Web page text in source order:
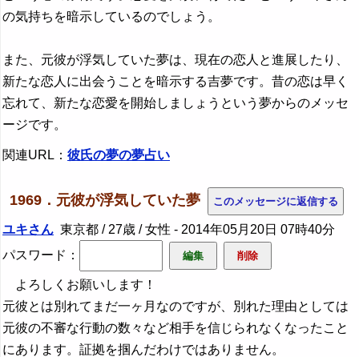
の気持ちを暗示しているのでしょう。
また、元彼が浮気していた夢は、現在の恋人と進展したり、
新たな恋人に出会うことを暗示する吉夢です。昔の恋は早く
忘れて、新たな恋愛を開始しましょうという夢からのメッセ
ージです。
関連URL： 彼氏の夢の夢占い
1969．元彼が浮気していた夢
ユキさん 東京都 / 27歳 / 女性 - 2014年05月20日 07時40分
パスワード：
よろしくお願いします！
元彼とは別れてまだ一ヶ月なのですが、別れた理由としては
元彼の不審な行動の数々など相手を信じられなくなったこと
にあります。証拠を掴んだわけではありません。